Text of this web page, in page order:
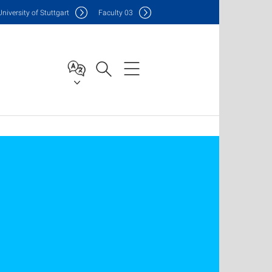
versity of Stuttgart Faculty03